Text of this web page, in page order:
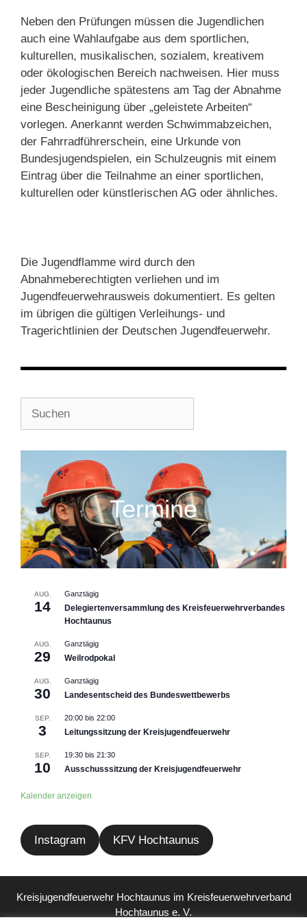
Neben den Prüfungen müssen die Jugendlichen
auch eine Wahlaufgabe aus dem sportlichen,
kulturellen, musikalischen, sozialem, kreativem
oder ökologischen Bereich nachweisen. Hier muss
jeder Jugendliche spätestens am Tag der Abnahme
eine Bescheinigung über „geleistete Arbeiten“
vorlegen. Anerkannt werden Schwimmabzeichen,
der Fahrradführerschein, eine Urkunde von
Bundesjugendspielen, ein Schulzeugnis mit einem
Eintrag über die Teilnahme an einer sportlichen,
kulturellen oder künstlerischen AG oder ähnliches.
Die Jugendflamme wird durch den
Abnahmeberechtigten verliehen und im
Jugendfeuerwehrausweis dokumentiert. Es gelten
im übrigen die gültigen Verleihungs- und
Tragerichtlinien der Deutschen Jugendfeuerwehr.
Termine
AUG.
14
Ganztägig
Delegiertenversammlung des Kreisfeuerwehrverbandes
Hochtaunus
AUG.
29
Ganztägig
Weilrodpokal
AUG.
30
Ganztägig
Landesentscheid des Bundeswettbewerbs
SEP.
3
20:00 bis 22:00
Leitungssitzung der Kreisjugendfeuerwehr
SEP.
10
19:30 bis 21:30
Ausschusssitzung der Kreisjugendfeuerwehr
Kalender anzeigen
Instagram KFV Hochtaunus
Kreisjugendfeuerwehr Hochtaunus im Kreisfeuerwehrverband
Hochtaunus e. V.